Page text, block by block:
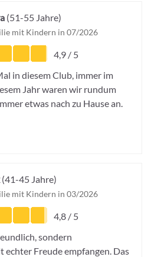
(51-55 Jahre)
mit Kindern in 07/2026
4,9 / 5
in diesem Club, immer im
Jahr waren wir rundum
etwas nach zu Hause an.
(41-45 Jahre)
mit Kindern in 03/2026
4,8 / 5
sondern
Freude empfangen. Das